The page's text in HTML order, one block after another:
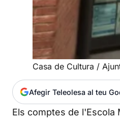
Casa de Cultura /
Afegir Teleolesa al teu
Els comptes de l'Escola